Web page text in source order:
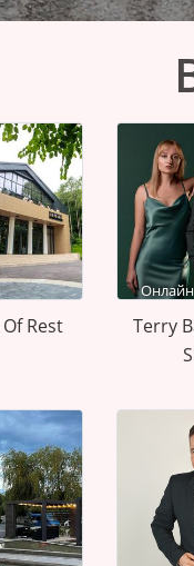
Rest
Онлайн
Terry